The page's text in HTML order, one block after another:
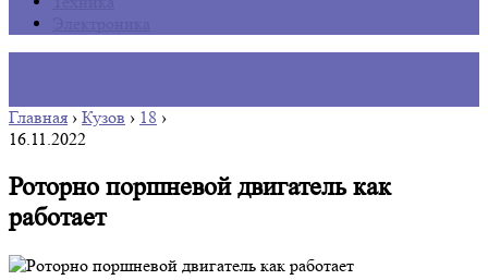
Главная › Кузов › 18 ›
16.11.2022
Роторно поршневой двигатель как
работает